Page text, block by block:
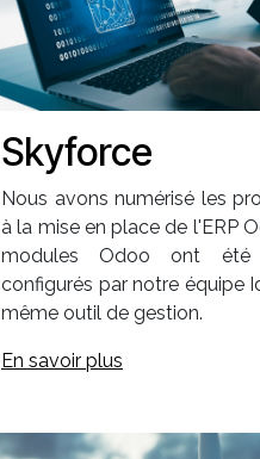
Skyforce
Nous avons numérisé les
à la mise en place de l'ERP
modules Odoo ont été
configurés par notre équipe
même outil de gestion.
En savoir plus